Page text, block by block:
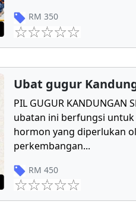
RM 350
Ubat gugur
PIL GUGUR KANDUNGAN
ubatan ini berfungsi
hormon yang diperlukan
perkembangan...
RM 450